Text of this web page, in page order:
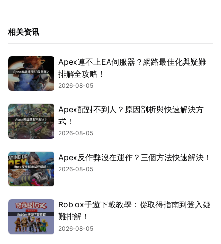
相关资讯
Apex連不上EA伺服器？網路最佳化與疑難
排解全攻略！
2026-08-05
Apex配對不到人？原因剖析與快速解決方
式！
2026-08-05
Apex反作弊沒在運作？三個方法快速解決！
2026-08-05
Roblox手遊下載教學：從取得指南到登入疑
難排解！
2026-08-05